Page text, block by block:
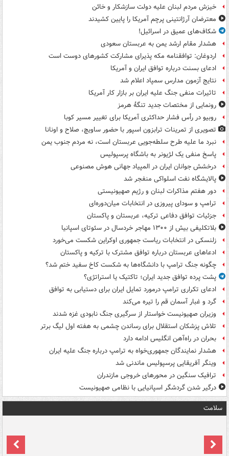
خیزش مردم لبنان علیه دولت سازشکار و خائن
معترضان آرژانتینی پرچم آمریکا را پایین کشیدند
شکاف‌های عمیق در اسرائیل!
هشدار مقام ارشد یمن به عربستان سعودی
اردوغان: توافقنامه مکه پذیرای مشارکت کشورهای دوست است
ادعای بسنت درباره توافق ایران و آمریکا
نتایج آزمون مدارس سمپاد اعلام شد
تاثیرات منفی جنگ علیه ایران بر بازار کار آمریکا
رونمایی از مختصات جدید تنگۀ هرمز
روبیو در رأس فشار حداکثری آمریکا برای تغییر مسیر کوبا
تصویری از تمرینات ترابزون اسپور با حضور ساویچ، صلاح و اونانا
نبرد ما علیه طرح سلطه‌جویی عربستان است، نه مردم جنوب یمن
پاسخ منفی یک لژیونر به باشگاه پرسپولیس
درخشش جوانان ایران در المپیاد جهانی هوش مصنوعی
پالایشگاه نفت اسلواکی منفجر شد
دور هفتم مذاکرات لبنان و رژیم صهیونیستی
ترامپ و سودای پیروزی در انتخابات میان‌دوره‌ای
جزئیات توافق دفاعی ترکیه، عربستان و پاکستان
بلاتکلیفی بیش از ۱۳۰۰ مهاجر خردسال در سئوتای اسپانیا
زلنسکی در انتخابات ریاست جمهوری اوکراین شکست می‌خورد
ادعاهای عربستان درباره توافق مشترک با ترکیه و پاکستان
چگونه جنگ ترامپ با دانشگاه‌ها به شکست کاخ سفید ختم شد؟
پشت پرده توافق جدید ایران؛ تاکتیک یا استراتژی؟
ادعای تکراری ترامپ درمورد تمایل ایران برای دستیابی به توافق
گرد و غبار آسمان قم را تیره می‌کند
وزیران صهیونیست خواستار از سرگیری جنگ نابودی غزه شدند
تلاش پزشکان استقلال برای رساندن چشمی به هفته اول لیگ برتر
بحران در راه‌آهن انگلیس ادامه دارد
هشدار نمایندگان جمهوری‌خواه به ترامپ درباره جنگ علیه ایران
وینگر آفریقایی پرسپولیس ماندنی شد
ترافیک سنگین در محورهای خروجی مازندران
درگیر شدن گردشگر اسپانیایی با نظامی صهیونیست
سلامت